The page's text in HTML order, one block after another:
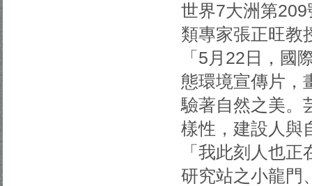
世界7大洲第
類專家張正旺教
「5月22日，國
態環境宣傳片，
驗著自然之美。
樣性，建設人與
「我此刻人也
研究站之小龍門